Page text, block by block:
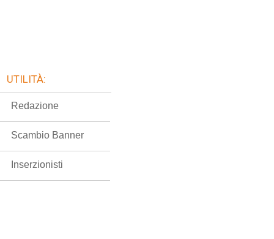
UTILITÀ:
Redazione
Scambio Banner
Inserzionisti